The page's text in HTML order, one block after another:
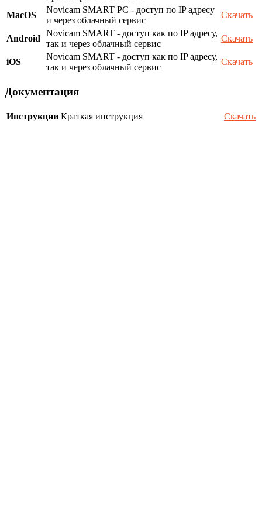
MacOS
Novicam SMART PC - доступ по IP адресу
и через облачный сервис
Скачать
Android
Novicam SMART - доступ как по IP адресу,
так и через облачный сервис
Скачать
iOS
Novicam SMART - доступ как по IP адресу,
так и через облачный сервис
Скачать
Документация
Инструкции Краткая инструкция Скачать